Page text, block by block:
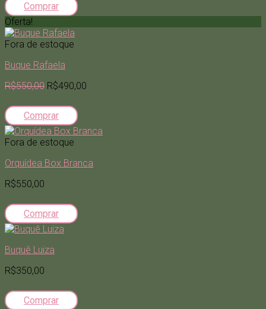
Comprar
Oferta!
Fora de estoque
Buque Rafaela
R$550,00 R$490,00
Comprar
Fora de estoque
Orquídea Box Branca
R$550,00
Comprar
Buquê Luiza
R$350,00
Comprar